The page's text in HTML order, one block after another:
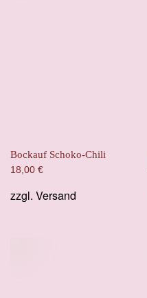
Bockauf Schoko-Chili
18,00 €
zzgl. Versand